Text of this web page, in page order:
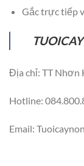
Gắc trực tiếp
Địa chỉ: TT Nhơn
Hotline:
Email: